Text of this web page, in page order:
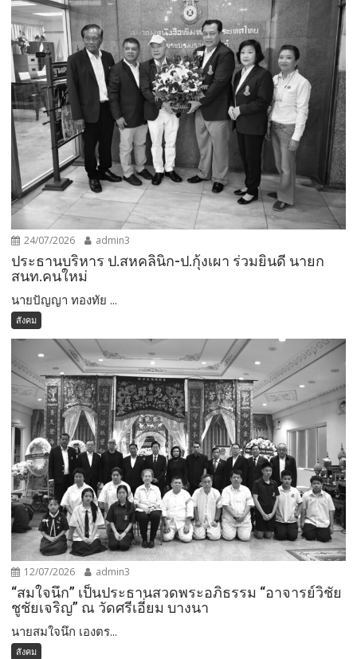
24/07/2026 admin3
ประธานบริหาร ป.สหคลินิก-ป.กุ้งเผา ร่วมยินดี นายก
สนท.คนใหม่
นายปัญญา ทองทัย ...
สังคม
12/07/2026 admin3
“สมใจนึก” เป็นประธานสวดพระอภิธรรม “อาจารย์วิชัย
ชูชัยเจริญ” ณ วัดศรีเอี่ยม บางนา
นายสมใจนึก เองตร...
สังคม